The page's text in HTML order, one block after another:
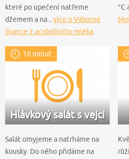
které po upečení natřeme
džemem a na... více o Výborné
lívance z acidofilního mléka
°C
10 minut
Hlávkový salát s vejci
Salát omyjeme a natrháme na
kousky. Do něho přidáme na